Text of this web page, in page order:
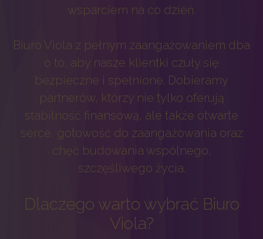
wsparciem na co dzień.
Biuro Viola z pełnym zaangażowaniem dba
o to, aby nasze klientki czuły się
bezpieczne i spełnione. Dobieramy
partnerów, którzy nie tylko oferują
stabilność finansową, ale także otwarte
serce, gotowość do zaangażowania oraz
chęć budowania wspólnego,
szczęśliwego życia.
Dlaczego warto wybrać Biuro
Viola?